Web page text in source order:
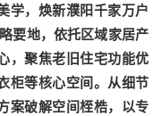
学，焕新濮阳千家万户
要地，依托区域家居产
，聚焦老旧住宅功能优
柜等核心空间。从细节
案破解空间桎梏，以专